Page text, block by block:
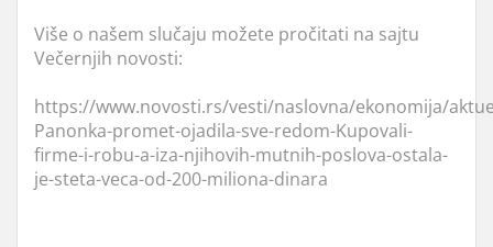
Više o našem slučaju možete pročitati na sajtu
Večernjih novosti:
https://www.novosti.rs/vesti/naslovna/ekonomija/
Panonka-promet-ojadila-sve-redom-Kupovali-
firme-i-robu-a-iza-njihovih-mutnih-poslova-ostala-
je-steta-veca-od-200-miliona-dinara